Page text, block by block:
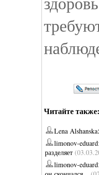
Читайте также:
Lena Alshanska
limonov-eduard
разделяет
limonov-eduard